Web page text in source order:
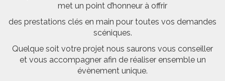
met un point d’honneur à offrir
des prestations clés en main pour toutes vos demandes
scéniques.
Quelque soit votre projet nous saurons vous conseiller
et vous accompagner afin de réaliser ensemble un
évènement unique.